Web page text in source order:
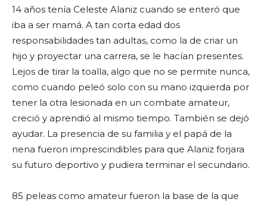
14 años tenía Celeste Alaniz cuando se enteró que
iba a ser mamá. A tan corta edad dos
responsabilidades tan adultas, como la de criar un
hijo y proyectar una carrera, se le hacían presentes.
Lejos de tirar la toalla, algo que no se permite nunca,
como cuando peleó solo con su mano izquierda por
tener la otra lesionada en un combate amateur,
creció y aprendió al mismo tiempo. También se dejó
ayudar. La presencia de su familia y el papá de la
nena fueron imprescindibles para que Alaniz forjara
su futuro deportivo y pudiera terminar el secundario.
85 peleas como amateur fueron la base de la que